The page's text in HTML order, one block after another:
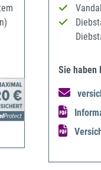
Sie haben